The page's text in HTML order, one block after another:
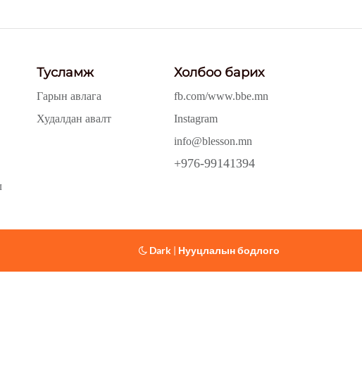
Тусламж
Гарын авлага
Худалдан авалт
Холбоо барих
fb.com/www.bbe.mn
Instagram
info@blesson.mn
+976-99141394
Dark | Нууцлалын бодлого